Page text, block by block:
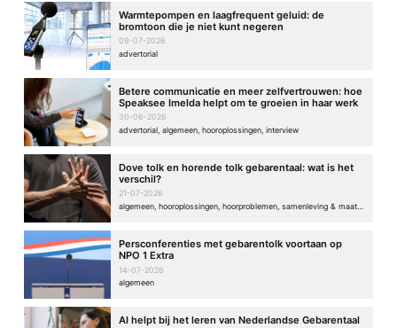
Warmtepompen en laagfrequent geluid: de
bromtoon die je niet kunt negeren
09-07-2026
advertorial
Betere communicatie en meer zelfvertrouwen: hoe
Speaksee Imelda helpt om te groeien in haar werk
30-06-2026
advertorial, algemeen, hooroplossingen, interview
Dove tolk en horende tolk gebarentaal: wat is het
verschil?
21-07-2026
Persconferenties met gebarentolk voortaan op
NPO 1 Extra
14-07-2026
algemeen
AI helpt bij het leren van Nederlandse Gebarentaal